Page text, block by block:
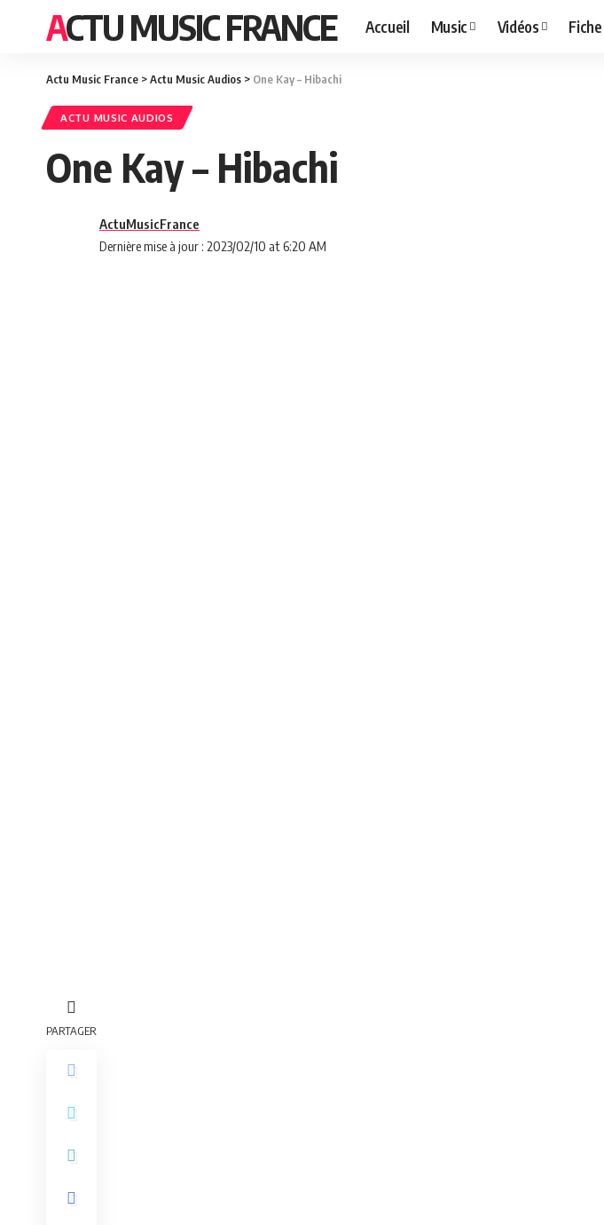
ACTU MUSIC FRANCE Accueil Music Vidéos Fiche
Actu Music France >Actu Music Audios > One Kay – Hibachi
ACTU MUSIC AUDIOS
One Kay – Hibachi
Dernière mise à jour : 2023/02/10 at 6:20 AM
ActuMusicFrance
PARTAGER